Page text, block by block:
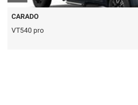
CARADO
VT540 pro